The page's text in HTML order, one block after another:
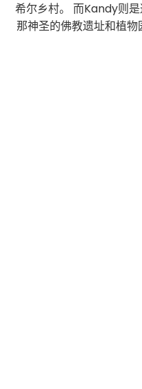
希尔乡村。 而Kandy则是
那神圣的佛教遗址和植物